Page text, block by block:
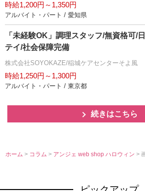
時給1,200円～1,350円
アルバイト・パート / 愛知県
「未経験OK」調理スタッフ/無資格可/
テイ/社会保障完備
株式会社SOYOKAZE/稲城ケアセンターそよ風
時給1,250円～1,300円
アルバイト・パート / 東京都
続きはこちら
ホーム > コラム> アンジェ web shop ハロウィン>